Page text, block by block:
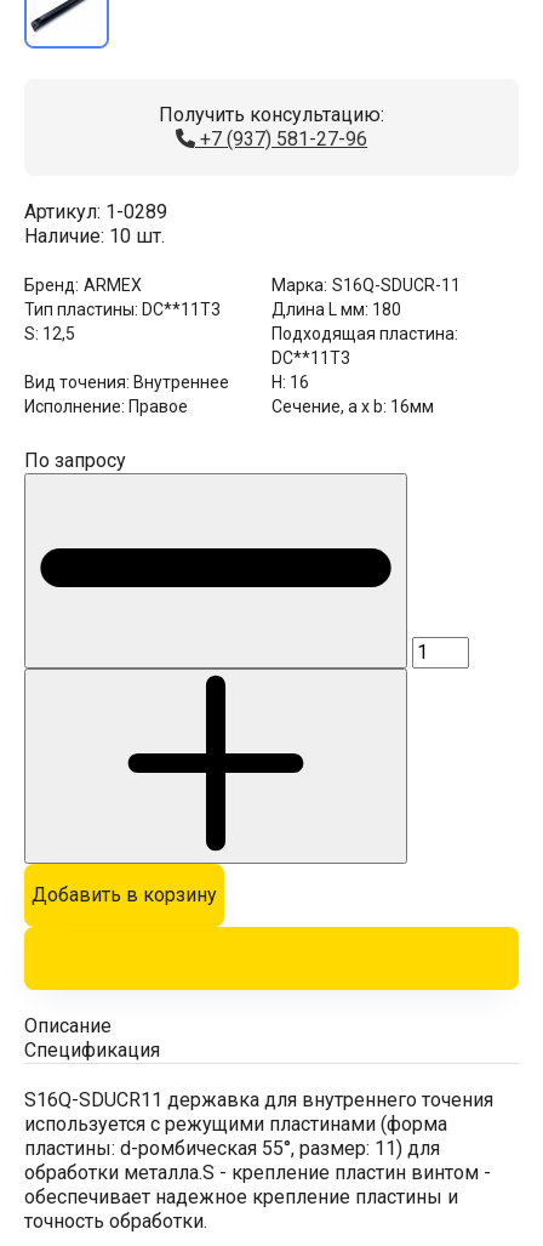
Получить консультацию:
+7 (937) 581-27-96
Артикул: 1-0289
Наличие: 10 шт.
Бренд: ARMEX Марка: S16Q-SDUCR-11
Тип пластины: DC**11T3 Длина L мм: 180
S: 12,5
Подходящая пластина:
DC**11T3
Вид точения: Внутреннее H: 16
Исполнение: Правое Сечение, a x b: 16мм
По запросу
Добавить в корзину
Описание
Спецификация
S16Q-SDUCR11 державка для внутреннего точения
используется с режущими пластинами (форма
пластины: d-ромбическая 55°, размер: 11) для
обработки металла.S - крепление пластин винтом -
обеспечивает надежное крепление пластины и
точность обработки.